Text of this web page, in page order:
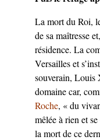
La mort du Roi,
de sa maîtresse
résidence. La
Versailles et
souverain, Louis
domaine car,
Roche, « du
mêlée à rien et
la mort de ce